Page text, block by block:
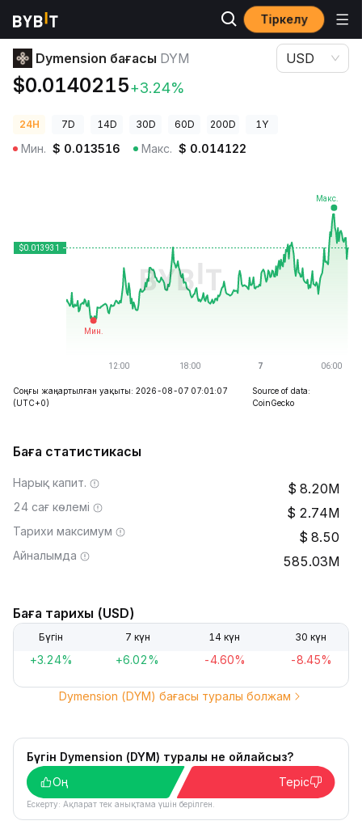
Тіркелу
Криптовалюта бағалары Dymension бағасы DYM
Dymension бағасы DYM
$0.0140215+3.24%
USD
24H 7D 14D 30D 60D 200D 1Y
Мин. $ 0.013516 Макс. $ 0.014122
Соңғы жаңартылған уақыты: 2026-08-07 07:01:07
(UTC+0)
Source of data:
CoinGecko
Баға статистикасы
Нарық капит. 8.20M
24 сағ көлемі 2.74M
Тарихи максимум 8.50
Айналымда 585.03M
Баға тарихы (USD)
Бүгін 7 күн 14 күн 30 күн
+3.24% +6.02% -4.60% -8.45%
Dymension (DYM) бағасы туралы болжам
Бүгін Dymension (DYM) туралы не ойлайсыз?
Оң
Теріс
Ескерту: Ақпарат тек анықтама үшін берілген.